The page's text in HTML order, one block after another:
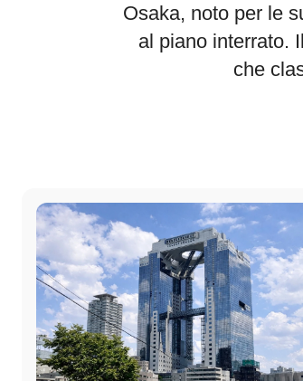
Osaka, noto per le
al piano interrato.
che